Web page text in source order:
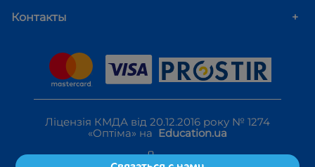
разобраться в математике и английском
для подготовки к ЗНО и поступления в
желанное учебное заведение!
Станьте гуру математики!
Наш подход, о котором говорилось выше,
имеет решающее значение для детей.
Однако мы уверены, что вам важно знать
Контакты +
Ліцензія КМДА від 20.12.2016 року № 1274
«Оптіма» на Education.ua